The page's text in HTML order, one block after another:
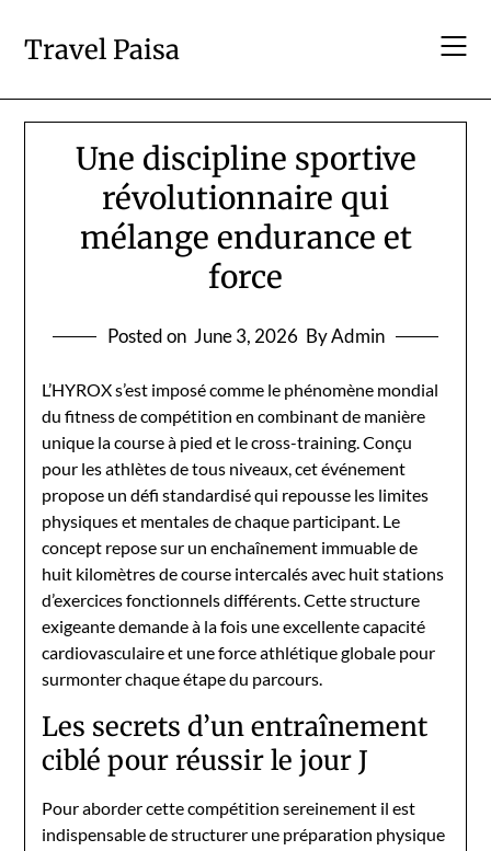
content
Travel Paisa
Une discipline sportive
révolutionnaire qui
mélange endurance et
force
Posted on June 3, 2026 By Admin
L’HYROX s’est imposé comme le phénomène mondial
du fitness de compétition en combinant de manière
unique la course à pied et le cross-training. Conçu
pour les athlètes de tous niveaux, cet événement
propose un défi standardisé qui repousse les limites
physiques et mentales de chaque participant. Le
concept repose sur un enchaînement immuable de
huit kilomètres de course intercalés avec huit stations
d’exercices fonctionnels différents. Cette structure
exigeante demande à la fois une excellente capacité
cardiovasculaire et une force athlétique globale pour
surmonter chaque étape du parcours.
Les secrets d’un entraînement
ciblé pour réussir le jour J
Pour aborder cette compétition sereinement il est
indispensable de structurer une préparation physique